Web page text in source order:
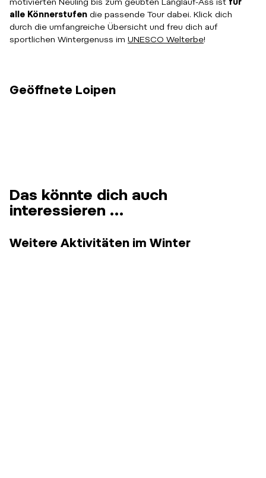
alle Könnerstufen die passende Tour dabei. Klick dich
durch die umfangreiche Übersicht und freu dich auf
sportlichen Wintergenuss im UNESCO Welterbe!
Geöffnete Loipen
Das könnte dich auch
interessieren …
Weitere Aktivitäten im Winter